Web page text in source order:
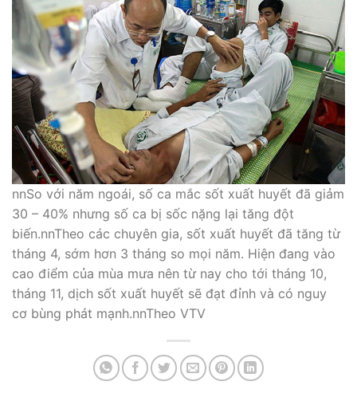
nnSo với năm ngoái, số ca mắc sốt xuất huyết đã giảm
30 – 40% nhưng số ca bị sốc nặng lại tăng đột
biến.nnTheo các chuyên gia, sốt xuất huyết đã tăng từ
tháng 4, sớm hơn 3 tháng so mọi năm. Hiện đang vào
cao điểm của mùa mưa nên từ nay cho tới tháng 10,
tháng 11, dịch sốt xuất huyết sẽ đạt đỉnh và có nguy
cơ bùng phát mạnh.nnTheo VTV